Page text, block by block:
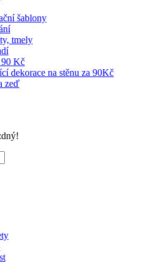
šablony
tmely
90 Kč
dekorace na stěnu za 90Kč
zeď